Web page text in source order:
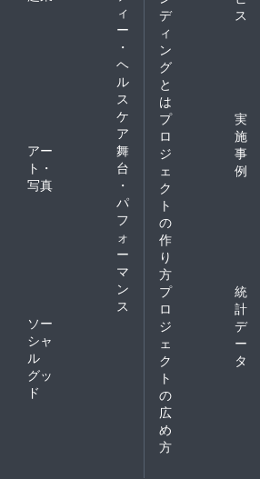
ィ
ー
・
ヘ
ル
ス
ケ
ア
アー
ト・
写真
舞
台
・
パ
フ
ォ
ー
マ
ン
ス
ソー
シャ
ル
グッ
ド
デ
ィ
ン
グ
と
は
ス
プ
ロ
ジ
ェ
ク
ト
の
作
り
方
実
施
事
例
プ
ロ
ジ
ェ
ク
ト
の
広
め
方
統
計
デ
ー
タ